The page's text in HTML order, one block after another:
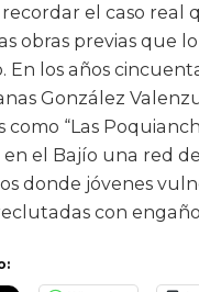
el caso real
obras previas que
En los años
González
como “Las
el Bajío una red de
donde jóvenes
con